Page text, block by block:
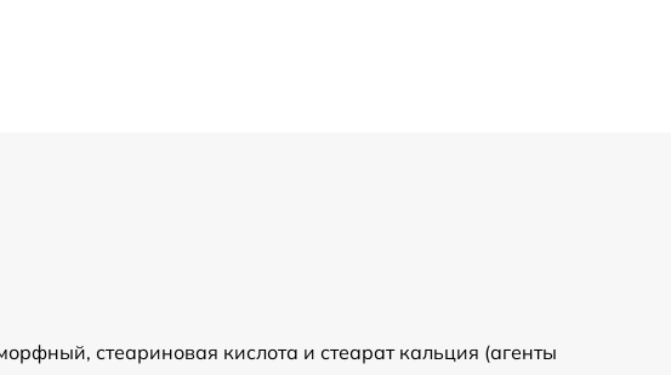
стеариновая кислота и стеарат кальция (агенты